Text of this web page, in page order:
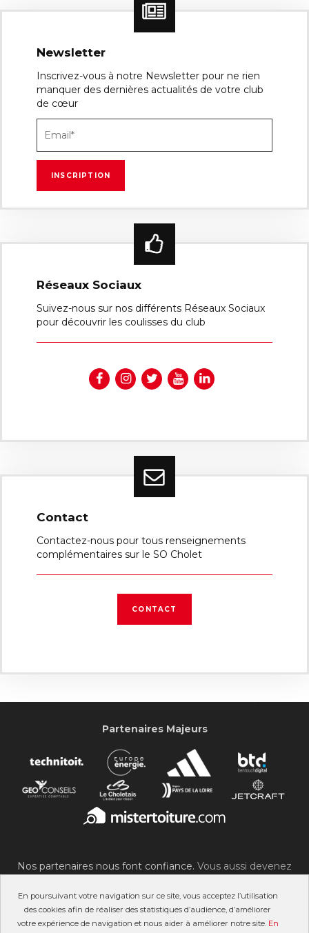
En poursuivant votre navigation sur ce site, vous acceptez l’utilisation
des cookies afin de réaliser des statistiques d’audience, d’améliorer
votre expérience de navigation et nous aider à améliorer notre site. En
Newsletter
Inscrivez-vous à notre Newsletter pour ne rien
manquer des dernières actualités de votre club
de cœur
Réseaux Sociaux
Suivez-nous sur nos différents Réseaux Sociaux
pour découvrir les coulisses du club
Contact
Contactez-nous pour tous renseignements
complémentaires sur le SO Cholet
CONTACT
Partenaires Majeurs
Nos partenaires nous font confiance. Vous aussi devenez